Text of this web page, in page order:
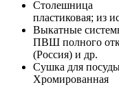
Столешница
пластиковая; из
Выкатные
ПВШ полного
(Россия) и др.
Сушка для
Хромированная